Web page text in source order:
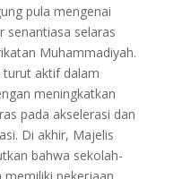
pula mengenai
senantiasa selaras
Muhammadiyah.
turut aktif dalam
meningkatkan
pada akselerasi dan
Di akhir, Majelis
bahwa sekolah-